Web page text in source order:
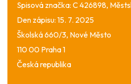
Spisová značka: C 426898,
Den zápisu: 15. 7. 2025
Školská 660/3, Nové Město
110 00 Praha 1
Česká republika